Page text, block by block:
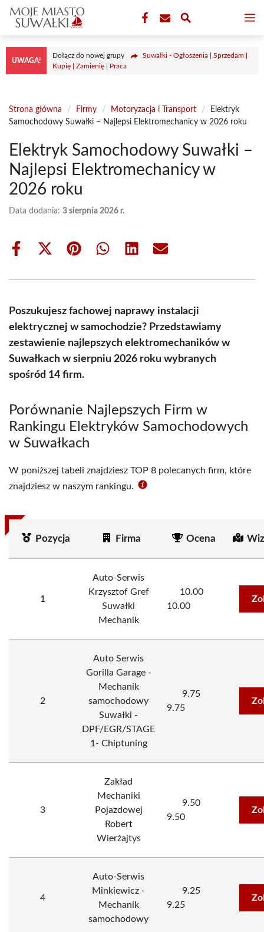
Przejdź
treści
UWAGA!
Dołącz do nowej grupy
Suwałki - Ogłoszenia | Sprzedam |
Kupię | Zamienię | Praca
Strona główna / Firmy / Motoryzacja i Transport /
Elektryk
Samochodowy Suwałki – Najlepsi Elektromechanicy w 2026 roku
Elektryk Samochodowy Suwałki –
Najlepsi Elektromechanicy w
2026 roku
Data dodania: 3 sierpnia 2026 r.
Share
Share
(Twitter)
Share Share Share Share
Poszukujesz fachowej naprawy instalacji
elektrycznej w samochodzie? Przedstawiamy
zestawienie najlepszych elektromechaników w
Suwałkach w sierpniu 2026 roku wybranych
spośród 14 firm.
Porównanie Najlepszych Firm w
Rankingu Elektryków Samochodowych
w Suwałkach
W poniższej tabeli znajdziesz TOP 8 polecanych firm, które
znajdziesz w naszym rankingu.
Pozycja Firma Ocena
1
Auto-Serwis
Krzysztof Gref
Suwałki
Mechanik
10.00
10.00
2
Auto Serwis
Gorilla Garage -
Mechanik
samochodowy
Suwałki -
DPF/EGR/STAGE
1- Chiptuning
9.75
9.75
3
Zakład
Mechaniki
Pojazdowej
Robert
Wierżajtys
9.50
9.50
4
Auto-Serwis
Minkiewicz -
Mechanik
samochodowy
9.25
9.25